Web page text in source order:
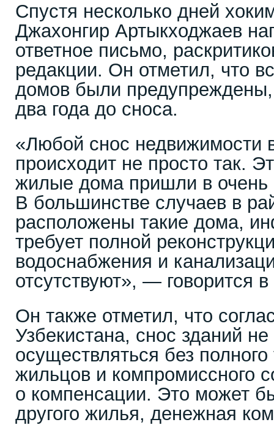
Спустя несколько дней
Джахонгир Артыкходжаев
ответное письмо,
редакции. Он отметил, что
домов были
два года до сноса.
«Любой снос недвижимости
происходит не просто так.
жилые дома пришли в очень
В большинстве случаев в
расположены такие дома,
требует полной
водоснабжения и
отсутствуют», — говорится
Он также отметил, что
Узбекистана, снос зданий
осуществляться без
жильцов и компромиссного
о компенсации. Это может
другого жилья, денежная